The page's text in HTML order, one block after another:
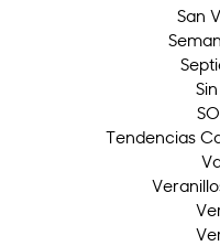
San
Tendencias